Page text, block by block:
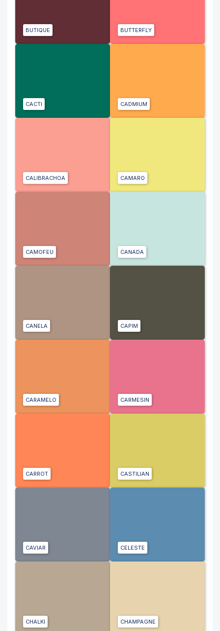
BUTIQUE BUTTERFLY
CACTI CADMIUM
CALIBRACHOA CAMARO
CAMOFEU CANADA
CANELA CAPIM
CARAMELO CARMESIN
CARROT CASTILIAN
CAVIAR CELESTE
CHALKI CHAMPAGNE